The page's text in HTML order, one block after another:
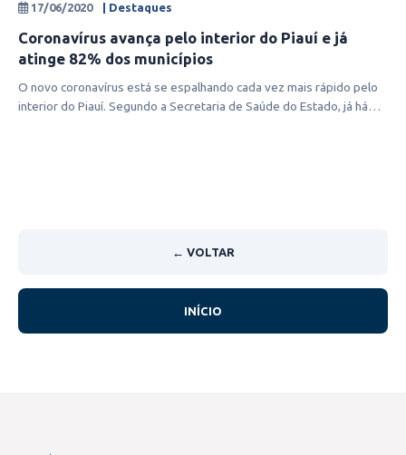
17/06/2020 | Destaques
Coronavírus avança pelo interior do Piauí e já
atinge 82% dos municípios
O novo coronavírus está se espalhando cada vez mais rápido pelo
interior do Piauí. Segundo a Secretaria de Saúde do Estado, já há
← VOLTAR
INÍCIO